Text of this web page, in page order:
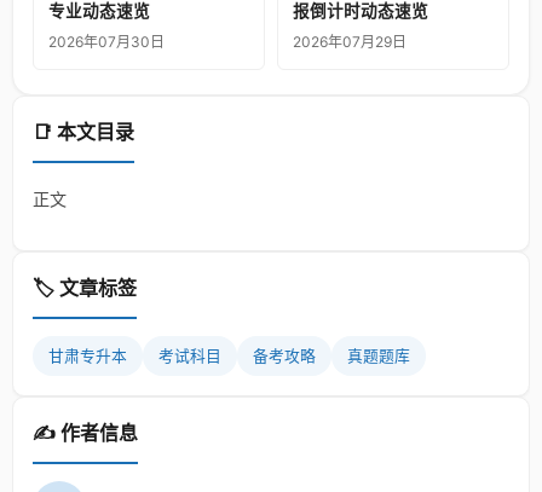
📑 本文目录
正文
🏷️ 文章标签
甘肃专升本 考试科目 备考攻略 真题题库
✍️ 作者信息
专业动态速览
2026年07月30日
报倒计时动态速览
2026年07月29日